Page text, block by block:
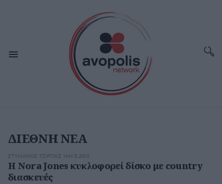
ΔΙΕΘΝΗ ΝΕΑ
ΣΤΥΛΙΑΝΌΣ ΤΖΙΡΊΤΑΣ ΙΑΝ 5,2012
H Nora Jones κυκλοφορεί δίσκο με country
διασκευές